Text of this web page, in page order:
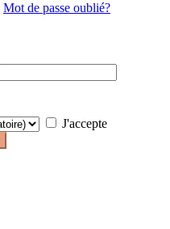
Mot de passe oublié?
J'accepte